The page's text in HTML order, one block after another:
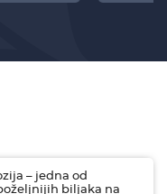
– jedna od
biljaka na